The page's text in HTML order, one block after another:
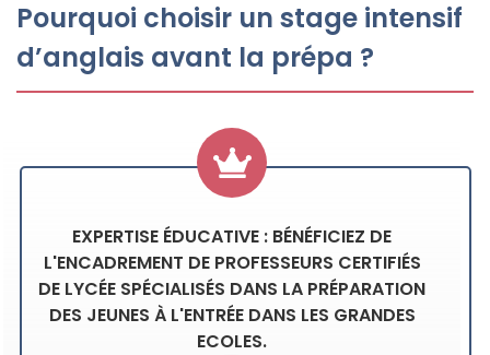
Pourquoi choisir un stage intensif
d’anglais avant la prépa ?
EXPERTISE ÉDUCATIVE : BÉNÉFICIEZ DE
L'ENCADREMENT DE PROFESSEURS CERTIFIÉS
DE LYCÉE SPÉCIALISÉS DANS LA PRÉPARATION
DES JEUNES À L'ENTRÉE DANS LES GRANDES
ECOLES.